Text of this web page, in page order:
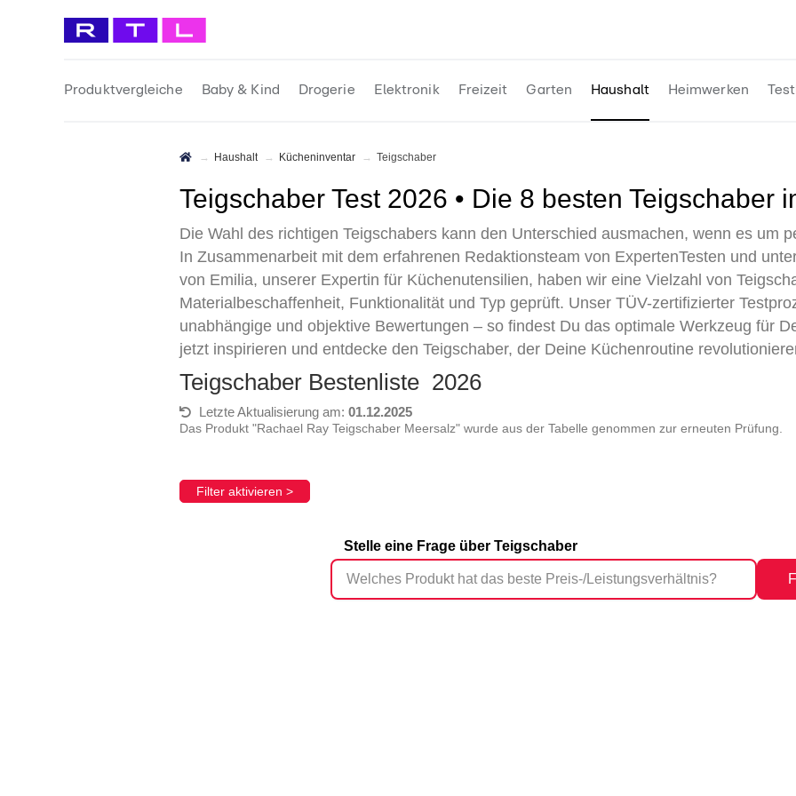
Produktvergleiche Baby & Kind Drogerie Elektronik Freizeit Garten Haushalt Heimwerken
Haushalt Kücheninventar Teigschaber
Teigschaber Test 2026 • Die 8 besten Teigschaber
Die Wahl des richtigen Teigschabers kann den Unterschied ausmachen, wenn es um
In Zusammenarbeit mit dem erfahrenen Redaktionsteam von ExpertenTesten und
von Emilia, unserer Expertin für Küchenutensilien, haben wir eine Vielzahl von
Materialbeschaffenheit, Funktionalität und Typ geprüft. Unser TÜV-zertifizierter
unabhängige und objektive Bewertungen – so findest Du das optimale Werkzeug für
jetzt inspirieren und entdecke den Teigschaber, der Deine Küchenroutine
Teigschaber Bestenliste 2026
Letzte Aktualisierung am: 01.12.2025
Das Produkt "Rachael Ray Teigschaber Meersalz" wurde aus der Tabelle genommen zur erneuten Prüfung.
Filter aktivieren >
Stelle eine Frage über Teigschaber